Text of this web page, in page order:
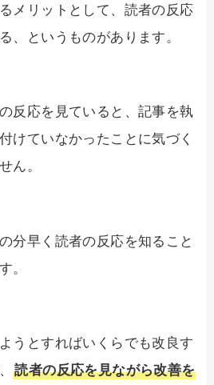
メリットとして、読者の反応
、というものがあります。
反応を見ていると、記事を執
けていなかったことに気づく
ん。
分早く読者の反応を知ること
。
うとすればいくらでも改良す
読者の反応を見ながら改善を